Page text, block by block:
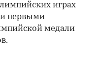
играх
первыми
медали